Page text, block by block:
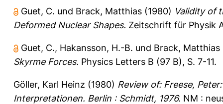
Guet, C. und Brack, Matthias (1980) Validity of
Deformed Nuclear Shapes. Zeitschrift für Physik
Guet, C., Hakansson, H.-B. und Brack, Matthias
Skyrme Forces. Physics Letters B (97 B), S. 7-11.
Göller, Karl Heinz (1980) Review of: Freese,
Interpretationen. Berlin : Schmidt, 1976. NM :